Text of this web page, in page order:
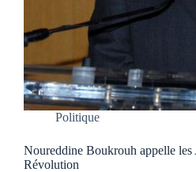
Politique
Noureddine Boukrouh appelle les
Révolution